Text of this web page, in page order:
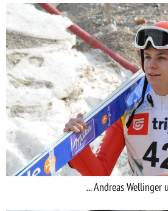
... Andreas Wellinger